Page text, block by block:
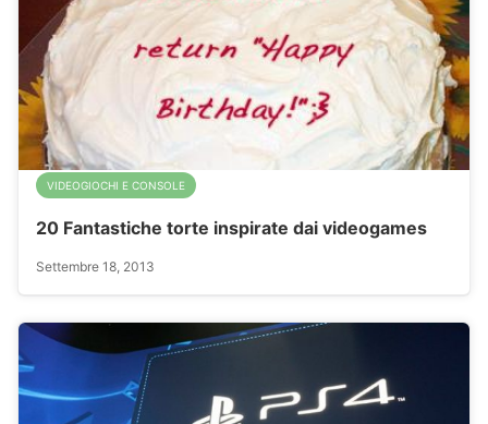
VIDEOGIOCHI E CONSOLE
20 Fantastiche torte inspirate dai videogames
Settembre 18, 2013